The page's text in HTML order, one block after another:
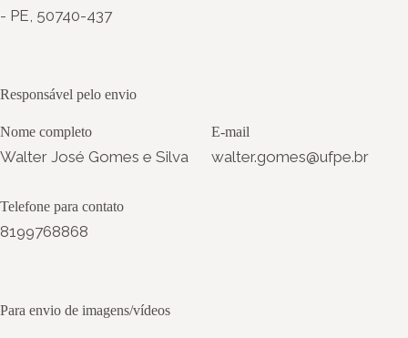
- PE, 50740-437
Responsável pelo envio
Nome completo
Walter José Gomes e Silva
Telefone para contato
8199768868
E-mail
walter.gomes@ufpe.br
Para envio de imagens/vídeos